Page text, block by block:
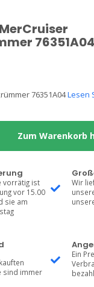
76351A04
76351A04Lesen
Zum Warenkorb
vorrätig ist
vor 15.00
sie am
Wir
sind immer
Ein